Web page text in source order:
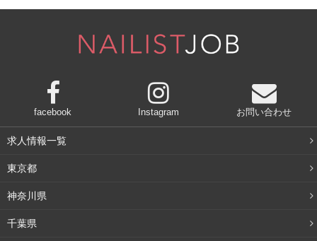
１対１で教えています。
も。現在の授業では教室内に、3級〜1級など様々な資格を
目指す生徒さんが混ざっていますが、モデル練習をする際
は、あえて目指す資格が異なる生徒同士でモデルを組ませ
ますし、逆に上級の子は、教えることで手順を再確認し、
自分の技術にすることができますよね。
卒業後にサロン勤務を希望している生徒さんたちには、私
facebook Instagram お問い合わせ
求人情報一覧
東京都
神奈川県
千葉県